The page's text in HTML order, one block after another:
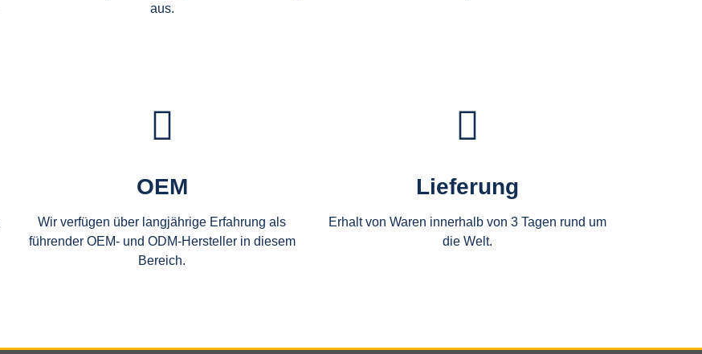
aus.
OEM
Wir verfügen über langjährige Erfahrung als
führender OEM- und ODM-Hersteller in diesem
Bereich.
Lieferung
Erhalt von Waren innerhalb von 3 Tagen rund um
die Welt.